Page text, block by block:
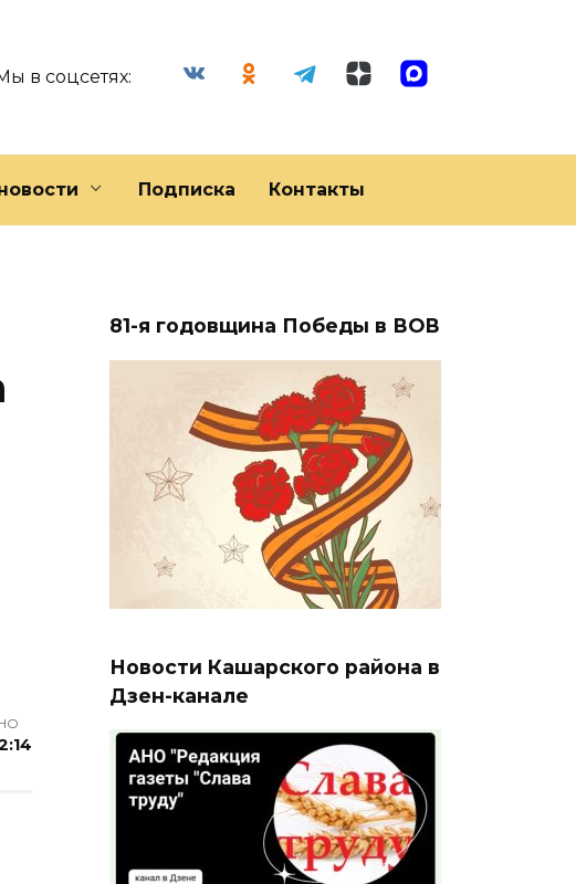
в соцсетях:
Подписка Контакты
81-я годовщина Победы в ВОВ
Новости Кашарского района в
Дзен-канале